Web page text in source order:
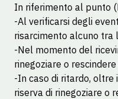
In riferimento al punto
-Al verificarsi degli
risarcimento alcuno tra
-Nel momento del
rinegoziare o
-In caso di ritardo, oltre
riserva di rinegoziare o